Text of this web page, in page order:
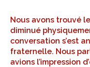
Nous avons trouvé
diminué
conversation s’est
fraternelle. Nous
avions l’impression